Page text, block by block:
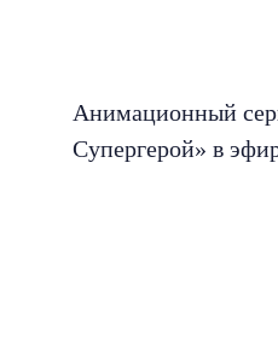
Анимационный
Супергерой» в